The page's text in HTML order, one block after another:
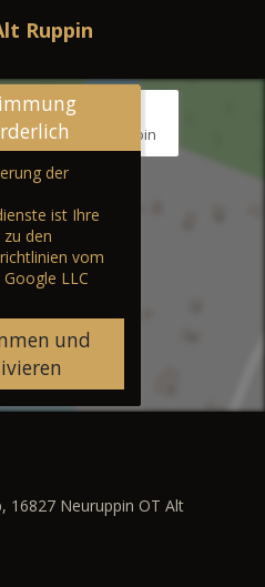
Ruppin
OT Alt Ruppin
der
ist Ihre
den
vom
LLC
und
16827 Neuruppin OT Alt